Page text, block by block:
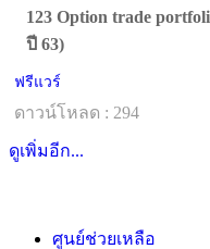
123 Option trade
ปี 63)
ฟรีแวร์
ดาวน์โหลด : 294
ดูเพิ่มอีก...
ศูนย์ช่วยเหลือ